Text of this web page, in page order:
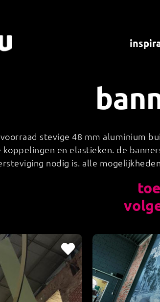
stevige 48 mm aluminium
koppelingen en elastieken. de
nodig is. alle